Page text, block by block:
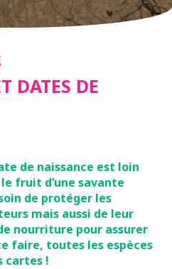
DATES DE
de naissance est loin
fruit d’une savante
de protéger les
mais aussi de leur
nourriture pour assurer
faire, toutes les espèces
cartes !